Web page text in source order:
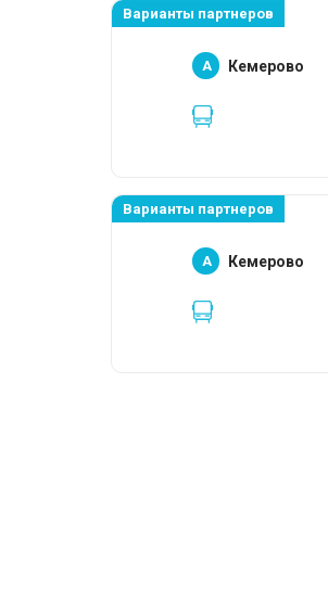
Варианты партнеров
A Кемерово
Варианты партнеров
A Кемерово